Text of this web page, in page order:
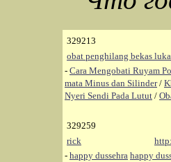
329213
obat penghilang bekas
- Cara Mengobati Ruyam
mata Minus dan Silinder/
Nyeri Sendi Pada Lutut /
329259
rick
- happy dussehra happy